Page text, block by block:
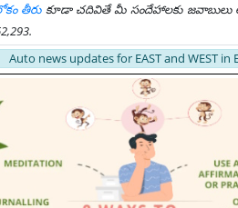
తీరుకూడా చదివితే మీ సందేహాలకు జవాబులు
Auto news updates for EAST and WEST